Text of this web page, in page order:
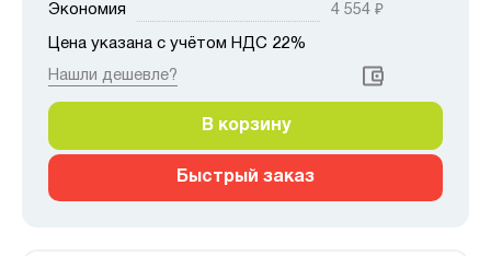
Экономия 4 554 ₽
Цена указана с учётом НДС 22%
Нашли дешевле?
В корзину
Быстрый заказ